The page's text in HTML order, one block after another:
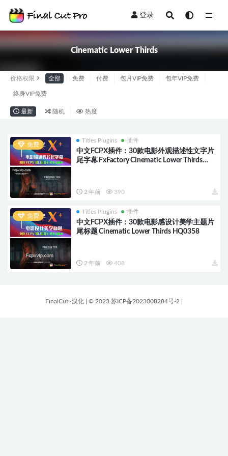
登录
Cinematic Lower Thirds
价格权限 全部 免费 付费 包月VIP免费 包年VIP免费
终身VIP免费
最新 随机 热度
免费
Titles Plugins 插件
中文FCPX插件：30款电影外观描述性文字片
尾字幕 FxFactory Cinematic Lower Thirds
2 年前 390
免费
Titles Plugins 插件
中文FCPX插件：30款电影感设计美学主题片
尾标题 Cinematic Lower Thirds HQ0358
2 年前 408
FinalCut~汉化 © 2023 苏ICP备2023008284号-2